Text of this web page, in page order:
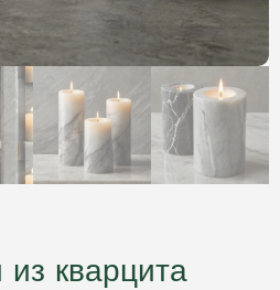
из кварцита